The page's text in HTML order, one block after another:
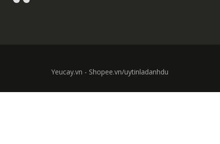
Yeucay.vn - Shopee.vn/uytinladanhdu